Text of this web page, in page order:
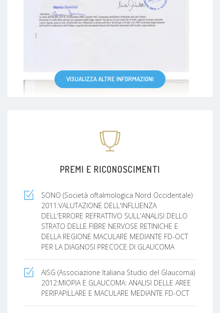
VISUALIZZA ALTRE INFORMAZIONI
PREMI E RICONOSCIMENTI
SONO (Società oftalmologica Nord Occidentale)
2011:VALUTAZIONE DELL'INFLUENZA
DELL'ERRORE REFRATTIVO SULL'ANALISI DELLO
STRATO DELLE FIBRE NERVOSE RETINICHE E
DELLA REGIONE MACULARE MEDIANTE FD-OCT
PER LA DIAGNOSI PRECOCE DI GLAUCOMA
AISG (Associazione Italiana Studio del Glaucoma)
2012:MIOPIA E GLAUCOMA: ANALISI DELLE AREE
PERIPAPILLARE E MACULARE MEDIANTE FD-OCT